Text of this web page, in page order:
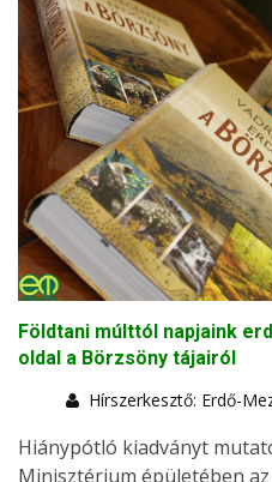
Földtani múlttól napjaink
oldal a Börzsöny tájairól
Hírszerkesztő: Erdő-
Hiánypótló kiadványt
Minisztérium épületében